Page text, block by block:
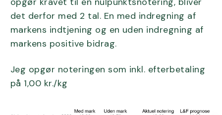
det derfor med 2 tal. En med indregning af
markens indtjening og en uden indregning af
markens positive bidrag.
Jeg opgør noteringen som inkl. efterbetaling
på 1,00 kr./kg